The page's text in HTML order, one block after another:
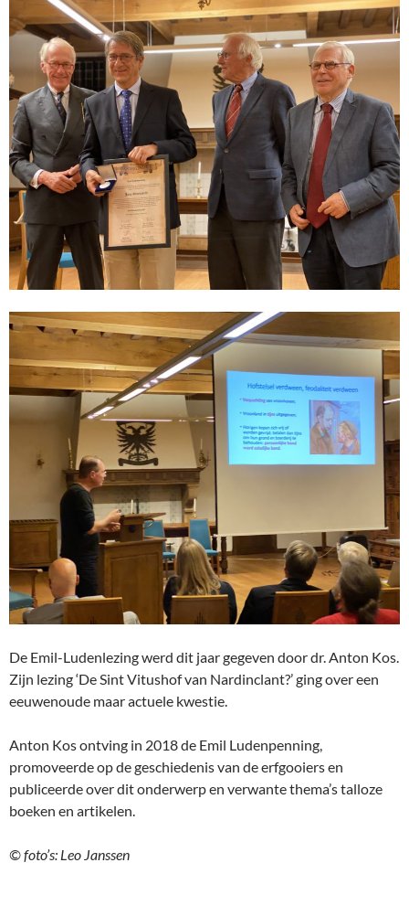
De Emil-Ludenlezing werd dit jaar gegeven door dr. Anton Kos.
Zijn lezing ‘De Sint Vitushof van Nardinclant?’ ging over een
eeuwenoude maar actuele kwestie.
Anton Kos ontving in 2018 de Emil Ludenpenning,
promoveerde op de geschiedenis van de erfgooiers en
publiceerde over dit onderwerp en verwante thema’s talloze
boeken en artikelen.
© foto’s: Leo Janssen